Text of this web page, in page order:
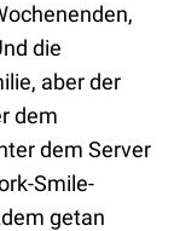
die
aber der
dem
dem Server
Smile-
getan